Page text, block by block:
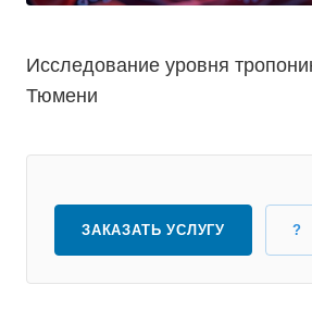
Исследование уровня
Тюмени
ЗАКАЗАТЬ УСЛУГУ ?